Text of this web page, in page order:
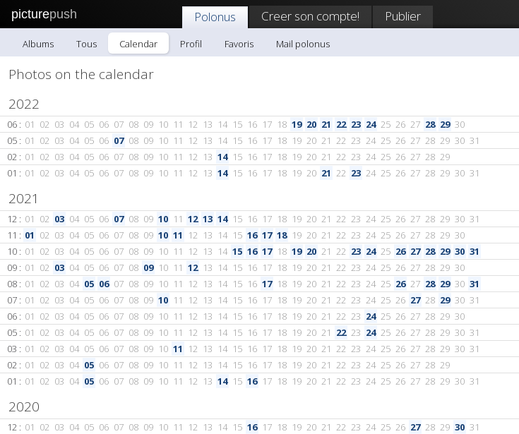
picturepush Polonus Creer son compte! Publier
Albums Tous Calendar Profil Favoris Mail polonus
Photos on the calendar
2022
06 : 01 02 03 04 05 06 07 08 09 10 11 12 13 14 15 16 17 18 19 20 21 22 23 24 25 26 27 28 29 30
05 : 01 02 03 04 05 06 07 08 09 10 11 12 13 14 15 16 17 18 19 20 21 22 23 24 25 26 27 28 29 30 31
02 : 01 02 03 04 05 06 07 08 09 10 11 12 13 14 15 16 17 18 19 20 21 22 23 24 25 26 27 28 29
01 : 01 02 03 04 05 06 07 08 09 10 11 12 13 14 15 16 17 18 19 20 21 22 23 24 25 26 27 28 29 30 31
2021
12 : 01 02 03 04 05 06 07 08 09 10 11 12 13 14 15 16 17 18 19 20 21 22 23 24 25 26 27 28 29 30 31
11 : 01 02 03 04 05 06 07 08 09 10 11 12 13 14 15 16 17 18 19 20 21 22 23 24 25 26 27 28 29 30
10 : 01 02 03 04 05 06 07 08 09 10 11 12 13 14 15 16 17 18 19 20 21 22 23 24 25 26 27 28 29 30 31
09 : 01 02 03 04 05 06 07 08 09 10 11 12 13 14 15 16 17 18 19 20 21 22 23 24 25 26 27 28 29 30
08 : 01 02 03 04 05 06 07 08 09 10 11 12 13 14 15 16 17 18 19 20 21 22 23 24 25 26 27 28 29 30 31
07 : 01 02 03 04 05 06 07 08 09 10 11 12 13 14 15 16 17 18 19 20 21 22 23 24 25 26 27 28 29 30 31
06 : 01 02 03 04 05 06 07 08 09 10 11 12 13 14 15 16 17 18 19 20 21 22 23 24 25 26 27 28 29 30
05 : 01 02 03 04 05 06 07 08 09 10 11 12 13 14 15 16 17 18 19 20 21 22 23 24 25 26 27 28 29 30 31
03 : 01 02 03 04 05 06 07 08 09 10 11 12 13 14 15 16 17 18 19 20 21 22 23 24 25 26 27 28 29 30 31
02 : 01 02 03 04 05 06 07 08 09 10 11 12 13 14 15 16 17 18 19 20 21 22 23 24 25 26 27 28 29
01 : 01 02 03 04 05 06 07 08 09 10 11 12 13 14 15 16 17 18 19 20 21 22 23 24 25 26 27 28 29 30 31
2020
12 : 01 02 03 04 05 06 07 08 09 10 11 12 13 14 15 16 17 18 19 20 21 22 23 24 25 26 27 28 29 30 31